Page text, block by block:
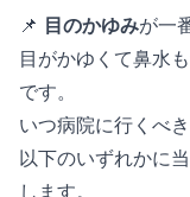
📌 目のかゆみが一
目がかゆくて鼻水
です。
いつ病院に行くべき
以下のいずれかに
します。